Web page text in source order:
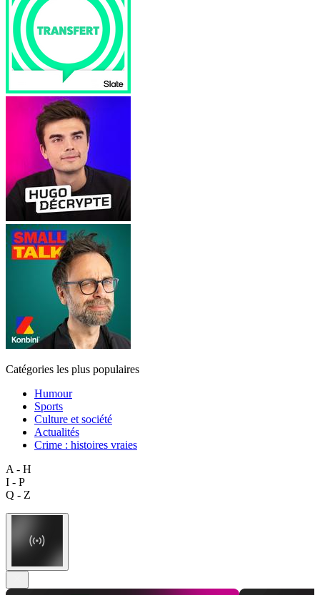
Catégories les plus populaires
Humour
Sports
Culture et société
Actualités
Crime : histoires vraies
A - H
I - P
Q - Z